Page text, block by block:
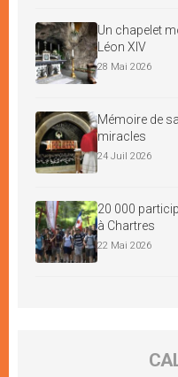
Un chapelet
Léon XIV
28 Mai 2026
Mémoire de
miracles
24 Juil 2026
20 000
à Chartres
22 Mai 2026